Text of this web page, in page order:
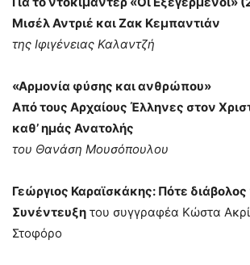
Μισέλ Αντριέ και Ζακ Κεμπαντιάν
της Ιφιγένειας Καλαντζή
«Αρμονία φύσης και ανθρώπου»
Από τους Αρχαίους Έλληνες στον
καθ’ ημάς Ανατολής
του Θανάση Μουσόπουλου
Γεώργιος Καραϊσκάκης: Πότε
Συνέντευξη του συγγραφέα Κώστα
Στοφόρο